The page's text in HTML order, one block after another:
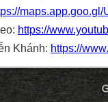
https://
Khánh: https://